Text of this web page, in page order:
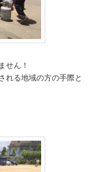
せん！
れる地域の方の手際と